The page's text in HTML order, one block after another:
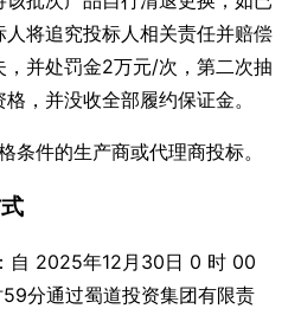
将追究投标人相关责任并赔偿
并处罚金2万元/次，第二次抽
，并没收全部履约保证金。
条件的生产商或代理商投标。
自 2025年12月30日 0 时 00
分通过蜀道投资集团有限责